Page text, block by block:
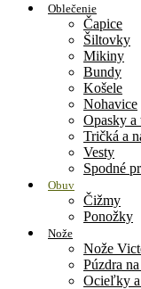
Oblečenie
Čapice
Šiltovky
Mikiny
Bundy
Košele
Nohavice
Opasky a
Tričká a
Vesty
Spodné
Obuv
Čižmy
Ponožky
Nože
Nože
Púzdra
Ocieľky